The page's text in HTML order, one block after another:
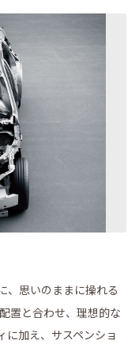
、思いのままに操れる
置と合わせ、理想的な
に加え、サスペンショ